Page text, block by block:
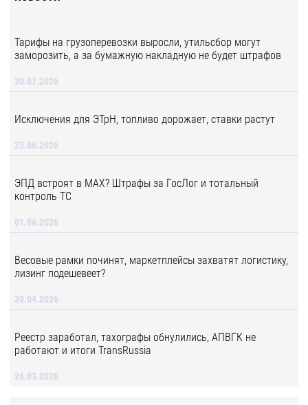
Тарифы на грузоперевозки выросли, утильсбор могут
заморозить, а за бумажную накладную не будет штрафов
30.07.2026
Исключения для ЭТрН, топливо дорожает, ставки растут
25.06.2026
ЭПД встроят в MAX? Штрафы за ГосЛог и тотальный
контроль ТС
01.06.2026
Весовые рамки починят, маркетплейсы захватят логистику,
лизинг подешевеет?
30.04.2026
Реестр заработал, тахографы обнулились, АПВГК не
работают и итоги TransRussia
26.03.2026